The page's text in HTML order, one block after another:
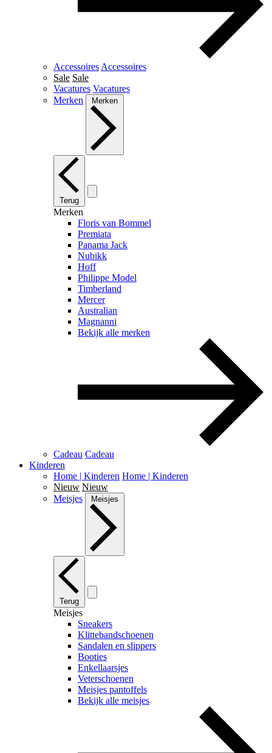
Accessoires Accessoires
Sale Sale
Vacatures Vacatures
Merken
Merken
Terug
Merken
Floris van Bommel
Premiata
Panama Jack
Nubikk
Hoff
Philippe Model
Timberland
Mercer
Australian
Magnanni
Bekijk alle merken
Cadeau Cadeau
Kinderen
Home | Kinderen Home | Kinderen
Nieuw Nieuw
Meisjes
Meisjes
Terug
Meisjes
Sneakers
Klittebandschoenen
Sandalen en slippers
Booties
Enkellaarsjes
Veterschoenen
Meisjes pantoffels
Bekijk alle meisjes